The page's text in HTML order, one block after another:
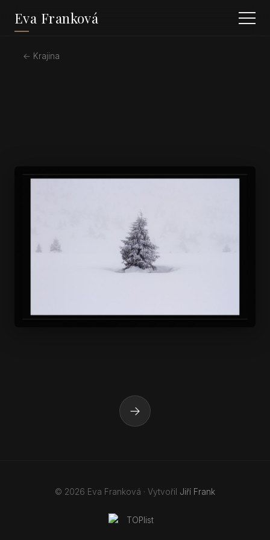
Eva Franková
← Krajina
→
© 2026 Eva Franková · Vytvořil Jiří Frank